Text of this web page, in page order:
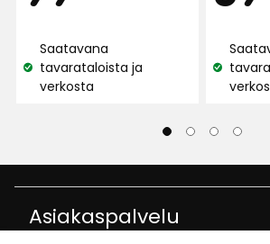
€
Katso
saatavuus:
Saatavana
tavarataloista ja
verkosta
Katso
Asiakaspalvelu